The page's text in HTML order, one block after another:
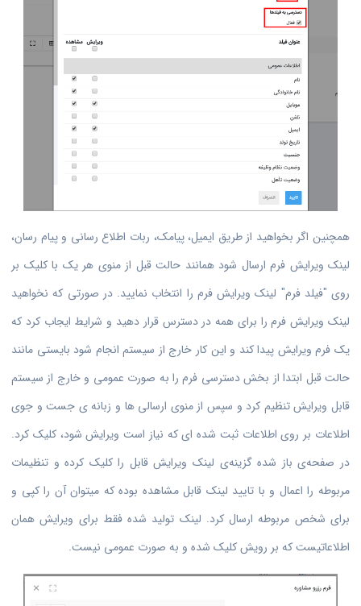
همچنین اگر بخواهید از طریق ایمیل، پیامک، ربات اطلاع رسانی‌ و پیام رسان،
لینک ویرایش فرم ارسال شود همانند حالت قبل از منوی هر یک با کلیک بر
روی "فیلد فرم" لینک ویرایش فرم را انتخاب نمایید. در صورتی که نخواهید
لینک ویرایش فرم را برای همه در دسترس قرار دهید و شرایط ایجاب کرد که
یک فرم ویرایش پیدا کند و این کار خارج از سیستم انجام شود بایستی مانند
حالت قبل ابتدا از بخش دسترسی فرم را به صورت عمومی و خارج از سیستم
قابل ویرایش تنظیم کرد و سپس از منوی ارسالی ها و زبانه ی جست و جوی
اطلاعات بر روی اطلاعات ثبت شده ای که نیاز است ویرایش شود، کلیک کرد.
در صفحه‌ی باز شده گزینه‌ی لینک ویرایش قابل را کلیک کرده و تنظیمات
مربوطه را اعمال و با تایید لینک قابل مشاهده بوده که میتوان آن را کپی و
برای شخص مربوطه ارسال کرد. لینک تولید شده فقط برای ویرایش همان
اطلاعاتیست که بر رویش کلیک شده و به صورت عمومی نیست.